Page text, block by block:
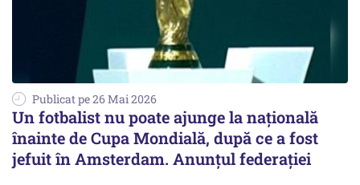
Publicat pe 26 Mai 2026
Un fotbalist nu poate ajunge la națională
înainte de Cupa Mondială, după ce a fost
jefuit în Amsterdam. Anunțul federației